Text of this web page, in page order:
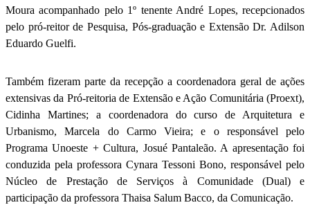
Moura acompanhado pelo 1º tenente André Lopes, recepcionados
pelo pró-reitor de Pesquisa, Pós-graduação e Extensão Dr. Adilson
Eduardo Guelfi.
Também fizeram parte da recepção a coordenadora geral de ações
extensivas da Pró-reitoria de Extensão e Ação Comunitária (Proext),
Cidinha Martines; a coordenadora do curso de Arquitetura e
Urbanismo, Marcela do Carmo Vieira; e o responsável pelo
Programa Unoeste + Cultura, Josué Pantaleão. A apresentação foi
conduzida pela professora Cynara Tessoni Bono, responsável pelo
Núcleo de Prestação de Serviços à Comunidade (Dual) e
participação da professora Thaisa Salum Bacco, da Comunicação.